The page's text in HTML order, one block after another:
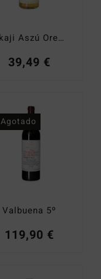
Tokaji Aszú Oremus 3 Puttonyos 2019
39,49 €
Agotado
Valbuena 5º
119,90 €